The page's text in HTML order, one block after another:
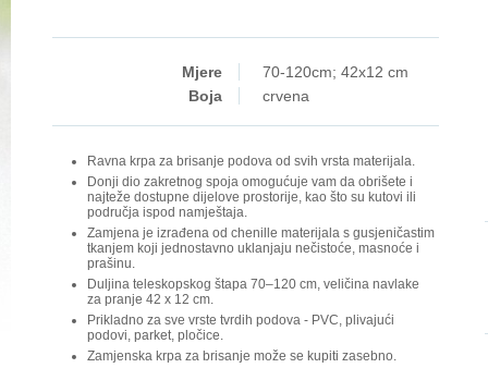
Mjere
70-120cm; 42x12 cm
Boja
crvena
Ravna krpa za brisanje podova od svih vrsta materijala.
Donji dio zakretnog spoja omogućuje vam da obrišete i
najteže dostupne dijelove prostorije, kao što su kutovi ili
područja ispod namještaja.
Zamjena je izrađena od chenille materijala s gusjeničastim
tkanjem koji jednostavno uklanjaju nečistoće, masnoće i
prašinu.
Duljina teleskopskog štapa 70–120 cm, veličina navlake
za pranje 42 x 12 cm.
Prikladno za sve vrste tvrdih podova - PVC, plivajući
podovi, parket, pločice.
Zamjenska krpa za brisanje može se kupiti zasebno.